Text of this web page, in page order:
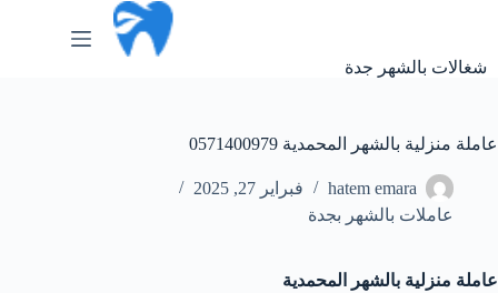
شغالات بالشهر جدة
عاملة منزلية بالشهر المحمدية 0571400979
hatem emara
فبراير 27, 2025
عاملات بالشهر بجدة
عاملة منزلية بالشهر المحمدية